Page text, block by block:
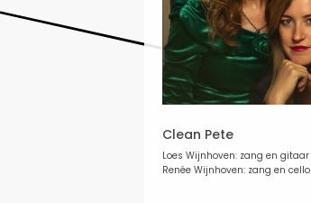
Clean Pete
Loes Wijnhoven: zang en gitaar
Renée Wijnhoven: zang en cello